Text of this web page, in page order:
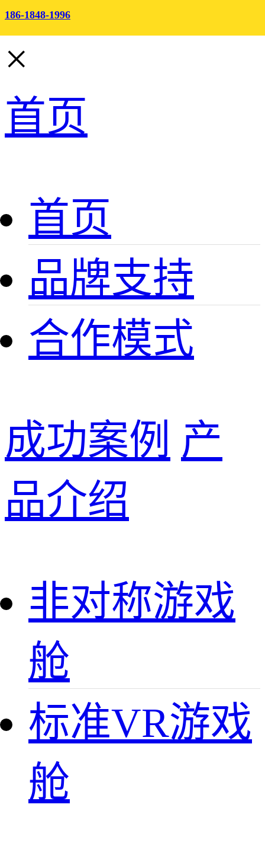
186-1848-1996
×
首页
首页
品牌支持
合作模式
成功案例 产
品介绍
非对称游戏
舱
标准VR游戏
舱